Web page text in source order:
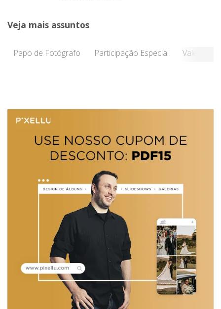
Veja mais assuntos
Papo de Fotógrafo Participação Especial Vale a